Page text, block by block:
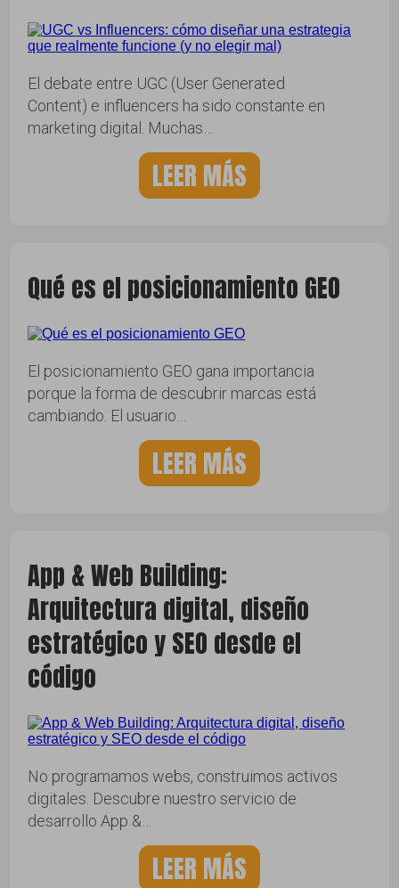
El debate entre UGC (User Generated
Content) e influencers ha sido constante en
marketing digital. Muchas…
LEER MÁS
Qué es el posicionamiento GEO
El posicionamiento GEO gana importancia
porque la forma de descubrir marcas está
cambiando. El usuario…
LEER MÁS
App & Web Building:
Arquitectura digital, diseño
estratégico y SEO desde el
código
No programamos webs, construimos activos
digitales. Descubre nuestro servicio de
desarrollo App &…
LEER MÁS